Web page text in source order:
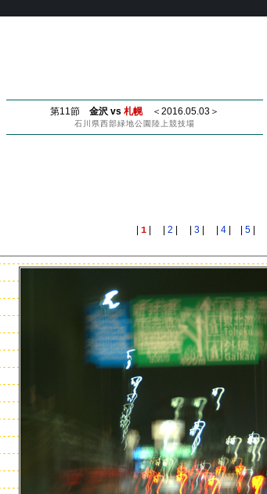
第11節 金沢 vs 札幌＜2016.05.03＞
石川県西部緑地公園陸上競技場
1| | 2 3| | 4| | 5| |